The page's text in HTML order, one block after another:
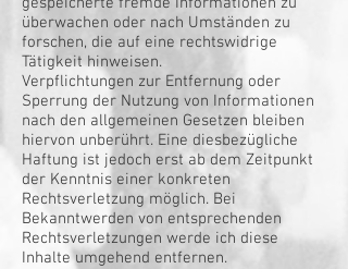
überwachen oder nach Umständen zu
forschen, die auf eine rechtswidrige
Tätigkeit hinweisen.
Verpflichtungen zur Entfernung oder
Sperrung der Nutzung von Informationen
nach den allgemeinen Gesetzen bleiben
hiervon unberührt. Eine diesbezügliche
Haftung ist jedoch erst ab dem Zeitpunkt
der Kenntnis einer konkreten
Rechtsverletzung möglich. Bei
Bekanntwerden von entsprechenden
Rechtsverletzungen werde ich diese
Inhalte umgehend entfernen.